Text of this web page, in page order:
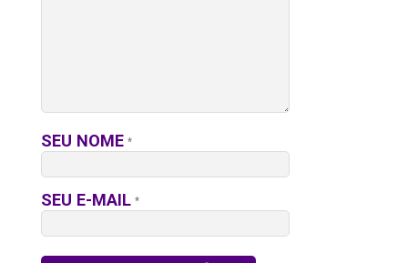
SEU NOME *
SEU E-MAIL *